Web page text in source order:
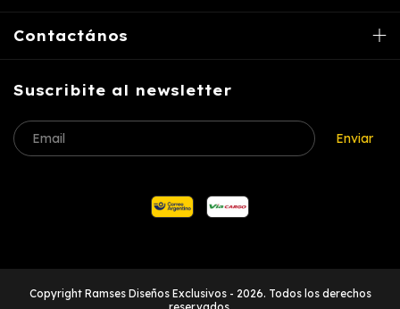
Contactános
Suscribite al newsletter
Copyright Ramses Diseños Exclusivos - 2026. Todos los derechos